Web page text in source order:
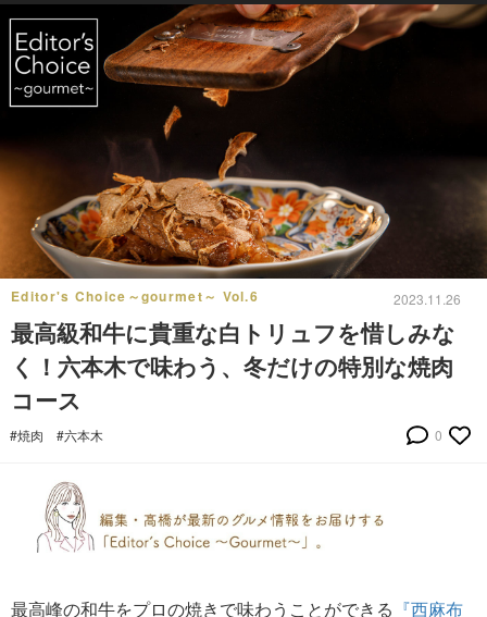
Editor's Choice～gourmet～ Vol.6 2023.11.26
最高級和牛に貴重な白トリュフを惜しみな
く！六本木で味わう、冬だけの特別な焼肉
コース
#焼肉 #六本木 0
最高峰の和牛をプロの焼きで味わうことができる 『西麻布